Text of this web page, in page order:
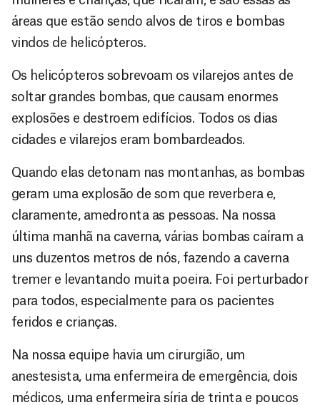
áreas que estão sendo alvos de tiros e bombas
vindos de helicópteros.
Os helicópteros sobrevoam os vilarejos antes de
soltar grandes bombas, que causam enormes
explosões e destroem edifícios. Todos os dias
cidades e vilarejos eram bombardeados.
Quando elas detonam nas montanhas, as bombas
geram uma explosão de som que reverbera e,
claramente, amedronta as pessoas. Na nossa
última manhã na caverna, várias bombas caíram a
uns duzentos metros de nós, fazendo a caverna
tremer e levantando muita poeira. Foi perturbador
para todos, especialmente para os pacientes
feridos e crianças.
Na nossa equipe havia um cirurgião, um
anestesista, uma enfermeira de emergência, dois
médicos, uma enfermeira síria de trinta e poucos